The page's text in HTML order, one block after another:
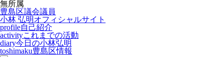
無所属
豊島区議会議員
小林 弘明オフィシャルサイト
profile自己紹介
activityこれまでの活動
diary今日の小林弘明
toshimaku豊島区情報